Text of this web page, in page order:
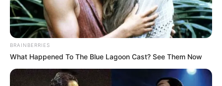
BRAINBERRIES
What Happened To The Blue Lagoon Cast? See Them Now